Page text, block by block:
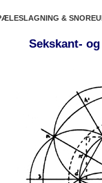
&
Sekskant-